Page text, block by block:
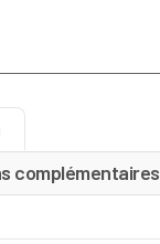
complémentaires